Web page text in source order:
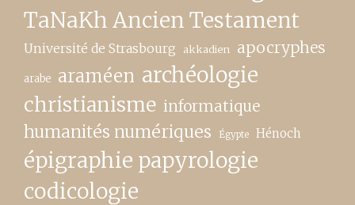
TaNaKh Ancien Testament
Université de Strasbourg akkadien apocryphes
arabe araméen archéologie
christianisme informatique
humanités numériques Égypte Hénoch
épigraphie papyrologie
codicologie